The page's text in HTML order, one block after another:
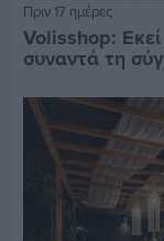
Πριν 17 ημέρες
Volisshop:
συναντά τη